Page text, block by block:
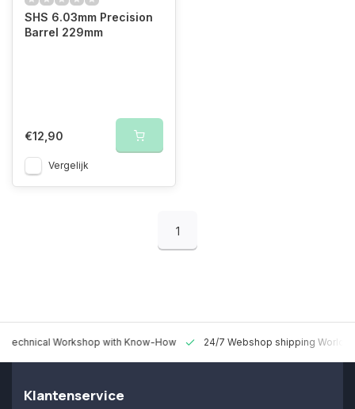
SHS 6.03mm Precision
Barrel 229mm
€12,90
Vergelijk
1
Technical Workshop with Know-How 24/7 Webshop shipping
Klantenservice